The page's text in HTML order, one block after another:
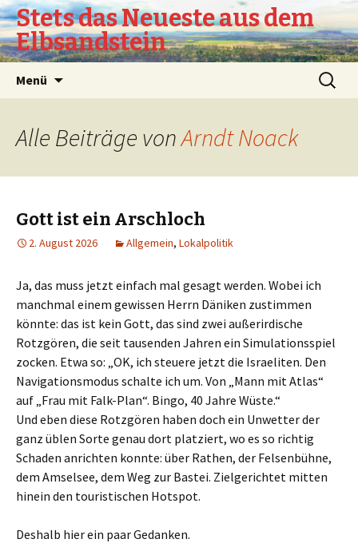
Stets das Neueste aus dem
Elbsandstein
Menü
Suchen
nach:
Alle Beiträge vonArndt Noack
Gott ist ein Arschloch
2. August 2026 Allgemein, Lokalpolitik
Ja, das muss jetzt einfach mal gesagt werden. Wobei ich
manchmal einem gewissen Herrn Däniken zustimmen
könnte: das ist kein Gott, das sind zwei außerirdische
Rotzgören, die seit tausenden Jahren ein Simulationsspiel
zocken. Etwa so: „OK, ich steuere jetzt die Israeliten. Den
Navigationsmodus schalte ich um. Von „Mann mit Atlas“
auf „Frau mit Falk-Plan“. Bingo, 40 Jahre Wüste.“
Und eben diese Rotzgören haben doch ein Unwetter der
ganz üblen Sorte genau dort platziert, wo es so richtig
Schaden anrichten konnte: über Rathen, der Felsenbühne,
dem Amselsee, dem Weg zur Bastei. Zielgerichtet mitten
hinein den touristischen Hotspot.
Deshalb hier ein paar Gedanken.